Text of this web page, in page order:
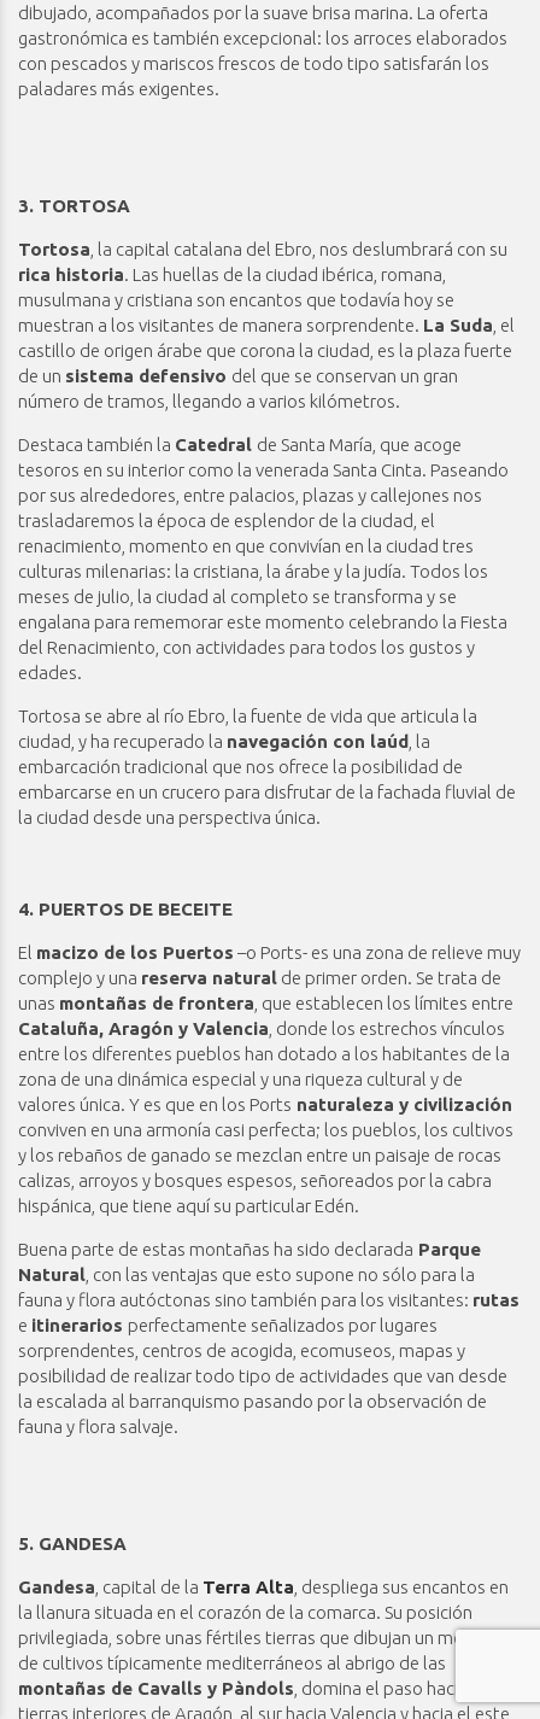
dibujado, acompañados por la suave brisa marina. La oferta
gastronómica es también excepcional: los arroces elaborados
con pescados y mariscos frescos de todo tipo satisfarán los
paladares más exigentes.
3. TORTOSA
Tortosa , la capital catalana del Ebro, nos deslumbrará con su
rica historia. Las huellas de la ciudad ibérica, romana,
musulmana y cristiana son encantos que todavía hoy se
muestran a los visitantes de manera sorprendente. La Suda , el
castillo de origen árabe que corona la ciudad, es la plaza fuerte
de un sistema defensivo del que se conservan un gran
número de tramos, llegando a varios kilómetros.
Destaca también la Catedral de Santa María, que acoge
tesoros en su interior como la venerada Santa Cinta. Paseando
por sus alrededores, entre palacios, plazas y callejones nos
trasladaremos la época de esplendor de la ciudad, el
renacimiento, momento en que convivían en la ciudad tres
culturas milenarias: la cristiana, la árabe y la judía. Todos los
meses de julio, la ciudad al completo se transforma y se
engalana para rememorar este momento celebrando la Fiesta
del Renacimiento, con actividades para todos los gustos y
edades.
Tortosa se abre al río Ebro, la fuente de vida que articula la
ciudad, y ha recuperado la navegación con laúd , la
embarcación tradicional que nos ofrece la posibilidad de
embarcarse en un crucero para disfrutar de la fachada fluvial de
la ciudad desde una perspectiva única.
4. PUERTOS DE BECEITE
El macizo de los Puertos –o Ports- es una zona de relieve muy
complejo y una reserva natural de primer orden. Se trata de
unas montañas de frontera , que establecen los límites entre
Cataluña, Aragón y Valencia , donde los estrechos vínculos
entre los diferentes pueblos han dotado a los habitantes de la
zona de una dinámica especial y una riqueza cultural y de
valores única. Y es que en los Ports naturaleza y civilización
conviven en una armonía casi perfecta; los pueblos, los cultivos
y los rebaños de ganado se mezclan entre un paisaje de rocas
calizas, arroyos y bosques espesos, señoreados por la cabra
hispánica, que tiene aquí su particular Edén.
Buena parte de estas montañas ha sido declarada Parque
Natural , con las ventajas que esto supone no sólo para la
fauna y flora autóctonas sino también para los visitantes: rutas
e itinerarios perfectamente señalizados por lugares
sorprendentes, centros de acogida, ecomuseos, mapas y
posibilidad de realizar todo tipo de actividades que van desde
la escalada al barranquismo pasando por la observación de
fauna y flora salvaje.
5. GANDESA
Gandesa , capital de la Terra Alta , despliega sus encantos en
la llanura situada en el corazón de la comarca. Su posición
privilegiada, sobre unas fértiles tierras que dibujan un mosaico
de cultivos típicamente mediterráneos al abrigo de las
montañas de Cavalls y Pàndols , domina el paso hacia las
tierras interiores de Aragón, al sur hacia Valencia y hacia el este